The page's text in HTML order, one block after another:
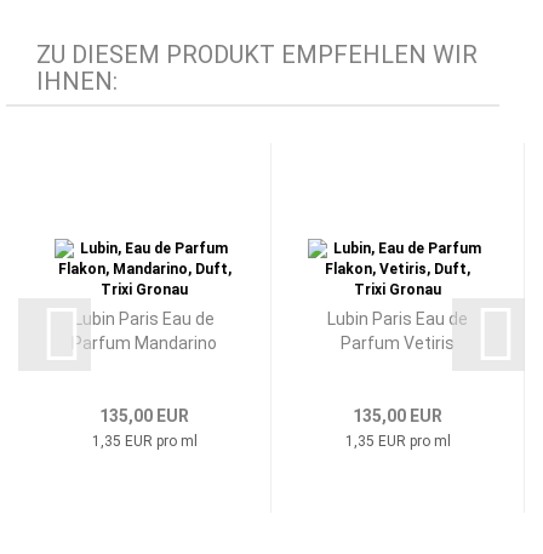
ZU DIESEM PRODUKT EMPFEHLEN WIR
IHNEN:
Lubin Paris Eau de
Parfum Mandarino
135,00 EUR
1,35 EUR pro ml
Lubin Paris Eau de
Parfum Vetiris
135,00 EUR
1,35 EUR pro ml